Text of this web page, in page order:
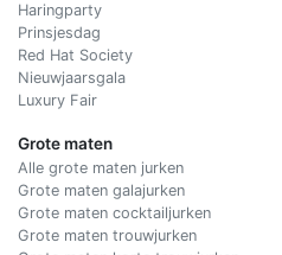
Haringparty
Prinsjesdag
Red Hat Society
Nieuwjaarsgala
Luxury Fair
Grote maten
Alle grote maten jurken
Grote maten galajurken
Grote maten cocktailjurken
Grote maten trouwjurken